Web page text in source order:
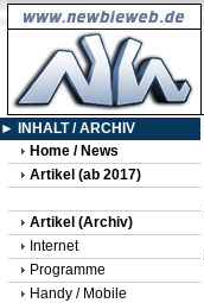
► INHALT / ARCHIV
Home / News
Artikel (ab 2017)
Artikel (Archiv)
Internet
Programme
Handy / Mobile